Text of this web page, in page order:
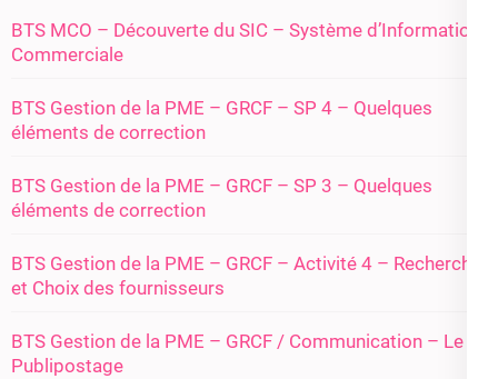
BTS MCO – Découverte du SIC – Système d’Information
Commerciale
BTS Gestion de la PME – GRCF – SP 4 – Quelques
éléments de correction
BTS Gestion de la PME – GRCF – SP 3 – Quelques
éléments de correction
BTS Gestion de la PME – GRCF – Activité 4 – Recherche
et Choix des fournisseurs
BTS Gestion de la PME – GRCF / Communication – Le
Publipostage